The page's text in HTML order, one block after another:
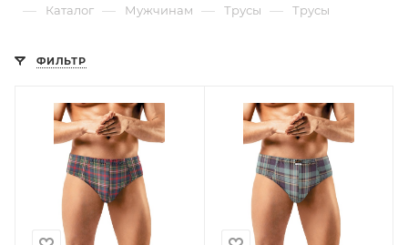
— Каталог — Мужчинам — Трусы — Трусы
ФИЛЬТР